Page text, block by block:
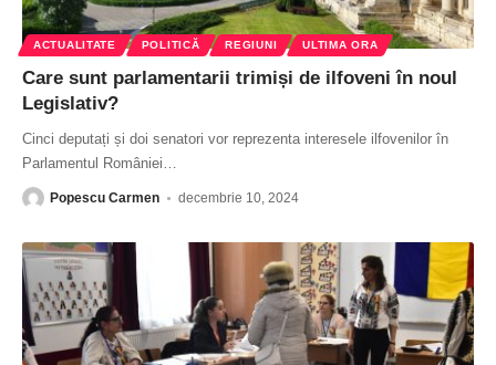
ACTUALITATE POLITICĂ REGIUNI ULTIMA ORA
Care sunt parlamentarii trimiși de ilfoveni în noul
Legislativ?
Cinci deputați și doi senatori vor reprezenta interesele ilfovenilor în
Parlamentul României…
Popescu Carmen decembrie 10, 2024